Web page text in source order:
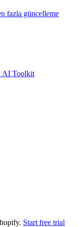
fazla güncelleme
AI Toolkit
Start free trial